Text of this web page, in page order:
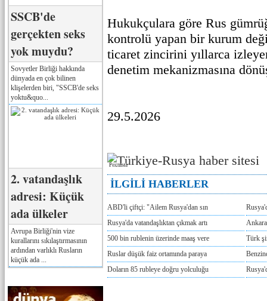
SSCB'de
gerçekten seks
yok muydu?
Sovyetler Birliği hakkında
dünyada en çok bilinen
klişelerden biri, "SSCB'de seks
yoktu&quo...
2. vatandaşlık
adresi: Küçük
ada ülkeler
Avrupa Birliği'nin vize
kurallarını sıkılaştırmasının
ardından varlıklı Rusların
küçük ada ...
Hukukçulara göre Rus
kontrolü yapan bir kurum
ticaret zincirini yıllarca
denetim mekanizmasına
29.5.2026
Реклама
İLGİLİ HABERLER
ABD'li çiftçi: "Ailem Rusya'dan sın
Rusya'da vatandaşlıktan çıkmak artı
500 bin rublenin üzerinde maaş vere
Türk
Ruslar düşük faiz ortamında paraya
Doların 85 rubleye doğru yolculuğu